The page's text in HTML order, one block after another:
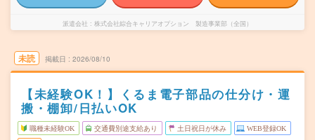
派遣会社 株式会社綜合キャリアオプション 製造事業部（全国）
未読 掲載日 2026/08/10
【未経験OK！】くるま電子部品の仕分け・運
搬・棚卸/日払いOK
職種未経験OK 交通費別途支給あり 土日祝日が休み WEB登録OK